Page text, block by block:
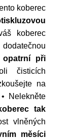
koberec
koberec
opatrní při
čisticích
na
Nelekněte
tak
vlněných
měsíci